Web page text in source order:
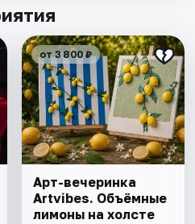
от 3 800 ₽
Арт-вечеринка
Artvibes. Объёмные
лимоны на холсте